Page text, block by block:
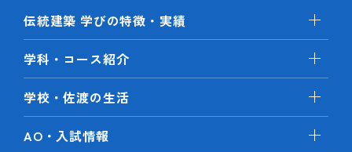
伝統建築 学びの特徴・実績
学科・コース紹介
学校・佐渡の生活
AO・入試情報